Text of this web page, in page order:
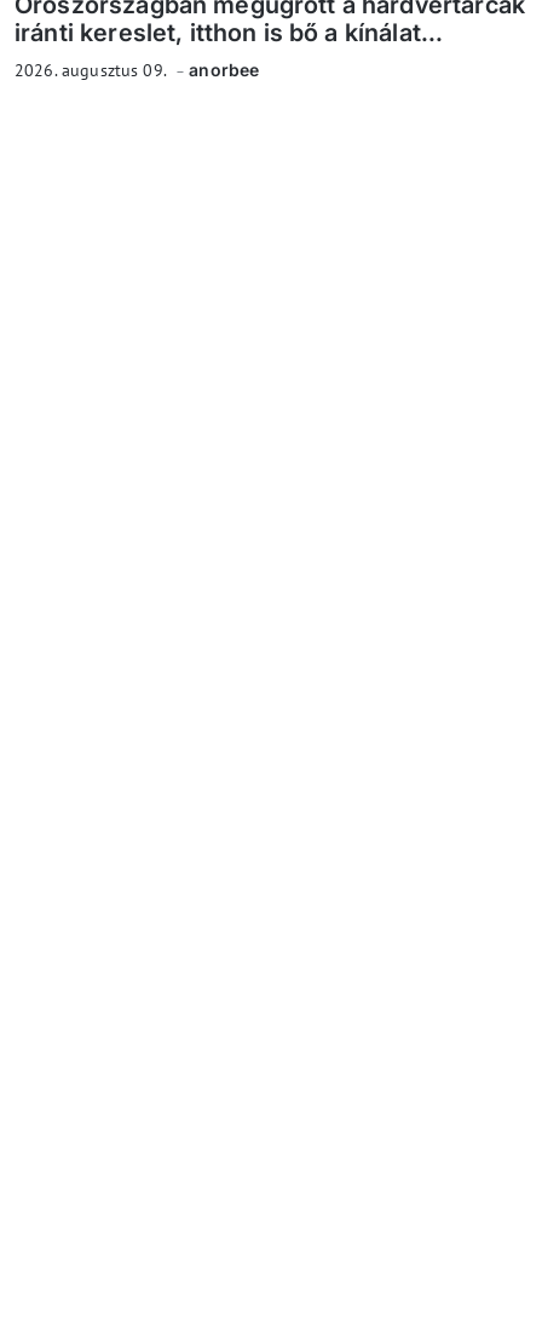
iránti kereslet, itthon is bő a kínálat...
2026. augusztus 09. anorbee